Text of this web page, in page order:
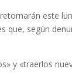
este
que, según
y «traerlos